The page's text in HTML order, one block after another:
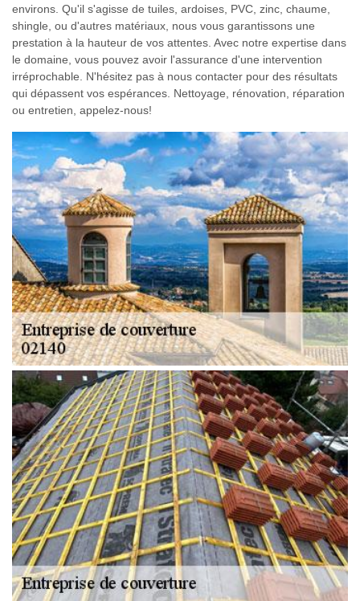
environs. Qu'il s'agisse de tuiles, ardoises, PVC, zinc, chaume,
shingle, ou d'autres matériaux, nous vous garantissons une
prestation à la hauteur de vos attentes. Avec notre expertise dans
le domaine, vous pouvez avoir l'assurance d'une intervention
irréprochable. N'hésitez pas à nous contacter pour des résultats
qui dépassent vos espérances. Nettoyage, rénovation, réparation
ou entretien, appelez-nous!